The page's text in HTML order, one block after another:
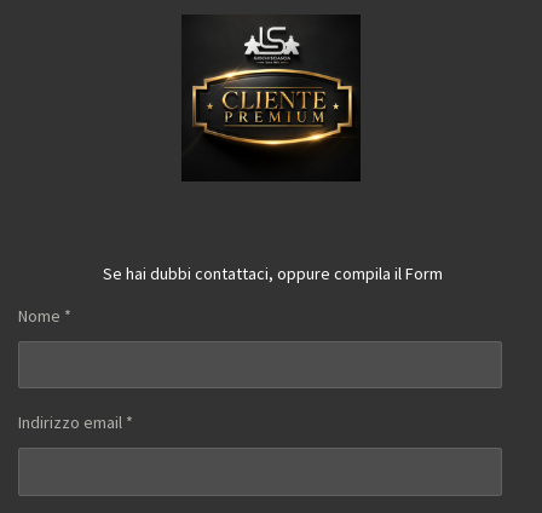
Se hai dubbi contattaci, oppure compila il Form
Nome *
Indirizzo email *